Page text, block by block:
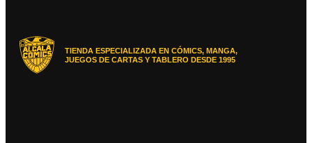
TIENDA ESPECIALIZADA EN CÓMICS, MANGA,
JUEGOS DE CARTAS Y TABLERO DESDE 1995